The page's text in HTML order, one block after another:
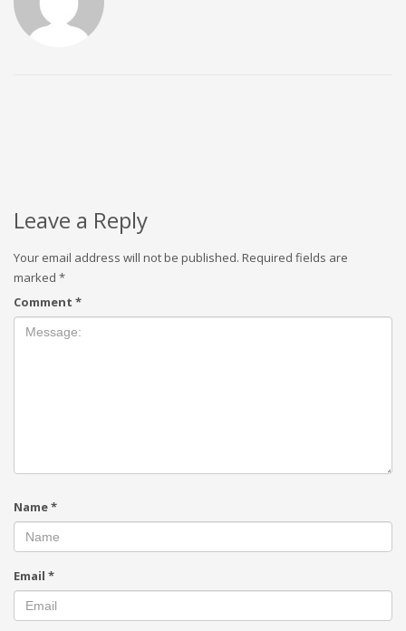
Leave a Reply
Your email address will not be published. Required fields are
marked *
Comment *
Name*
Email *